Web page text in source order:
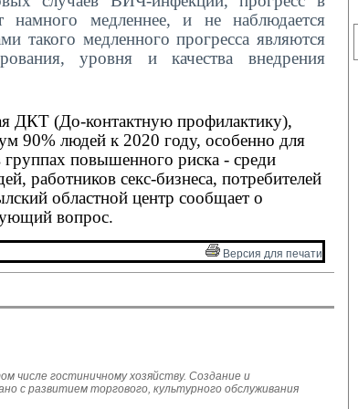
намного медленнее, и не наблюдается
такого медленного прогресса являются
уровня и качества внедрения
ДКТ (До-контактную профилактику),
90% людей к 2020 году, особенно для
повышенного риска - среди
работников секс-бизнеса, потребителей
областной центр сообщает о
вопрос.
Версия для печати
числе гостиничному хозяйству. Создание и
с развитием торгового, культурного обслуживания